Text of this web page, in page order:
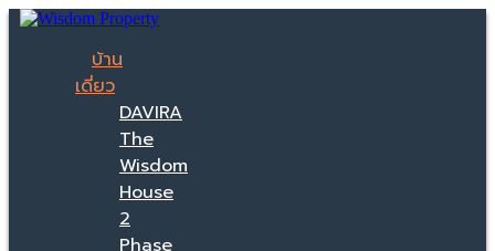
บ้าน
เดี่ยว
DAVIRA
The
Wisdom
House
2
Phase